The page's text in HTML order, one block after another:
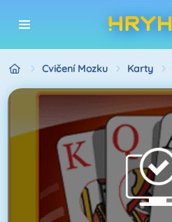
Cvičení Mozku Karty